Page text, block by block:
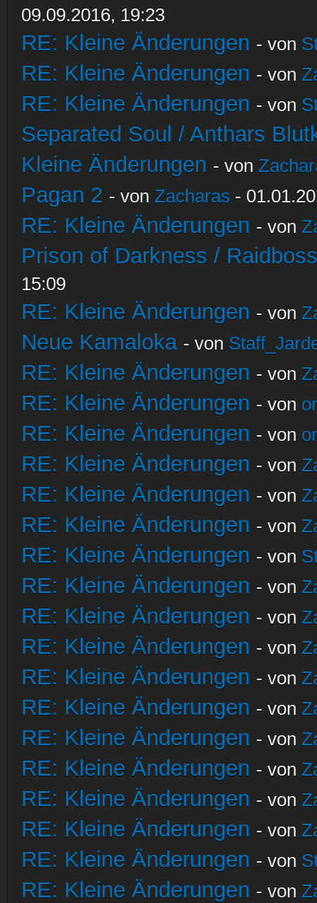
09.09.2016, 19:23
RE: Kleine Änderungen - von
RE: Kleine Änderungen - von
RE: Kleine Änderungen - von
Separated Soul / Anthars
Kleine Änderungen - von
Pagan 2 - von Zacharas -
RE: Kleine Änderungen - von
Prison of Darkness /
15:09
RE: Kleine Änderungen - von
Neue Kamaloka - von
RE: Kleine Änderungen - von
RE: Kleine Änderungen - von
RE: Kleine Änderungen - von
RE: Kleine Änderungen - von
RE: Kleine Änderungen - von
RE: Kleine Änderungen - von
RE: Kleine Änderungen - von
RE: Kleine Änderungen - von
RE: Kleine Änderungen - von
RE: Kleine Änderungen - von
RE: Kleine Änderungen - von
RE: Kleine Änderungen - von
RE: Kleine Änderungen - von
RE: Kleine Änderungen - von
RE: Kleine Änderungen - von
RE: Kleine Änderungen - von
RE: Kleine Änderungen - von
RE: Kleine Änderungen - von